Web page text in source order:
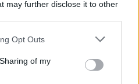
may further disclose it to other
Opt Outs
of my
|18:07
Αττική: Έργα
113.000
μετά την πυρκαγιά –